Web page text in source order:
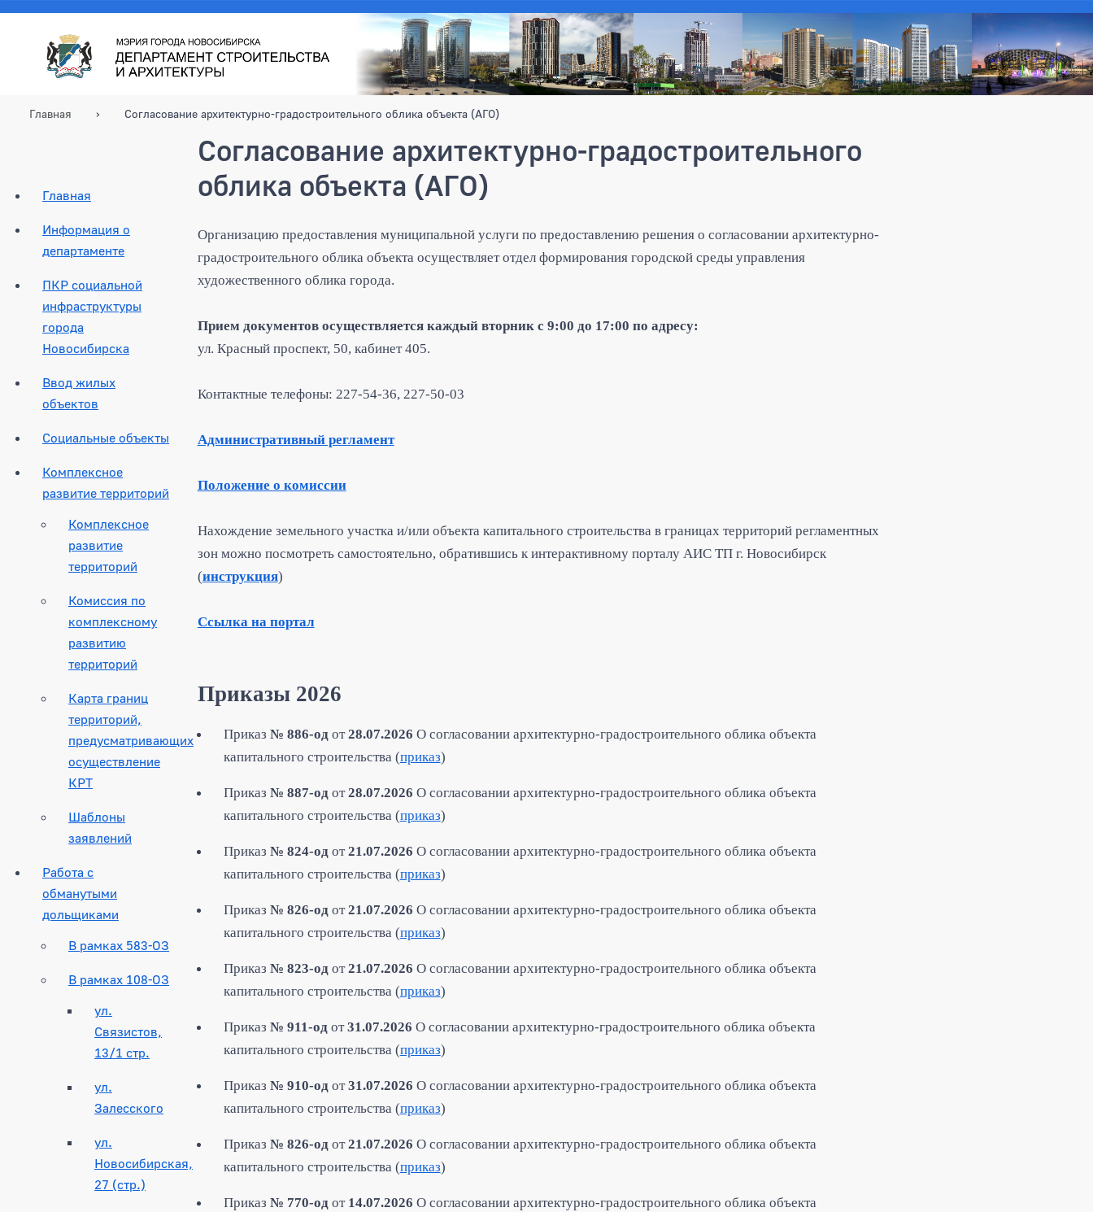
Главная Согласование архитектурно-градостроительного облика объекта (АГО)
Главная
Информация о
департаменте
ПКР социальной
инфраструктуры
города
Новосибирска
Ввод жилых
объектов
Социальные объекты
Комплексное
развитие территорий
Комплексное
развитие
территорий
Комиссия по
комплексному
развитию
территорий
Карта границ
территорий,
предусматривающих
осуществление
КРТ
Шаблоны
заявлений
Работа с
обманутыми
дольщиками
В рамках 583-ОЗ
В рамках 108-ОЗ
ул.
Связистов,
13/1 стр.
ул.
Залесского
ул.
Новосибирская,
27 (стр.)
Согласование архитектурно-градостроительного
облика объекта (АГО)
Организацию предоставления муниципальной услуги по предоставлению решения о согласовании архитектурно-
градостроительного облика объекта осуществляет отдел формирования городской среды управления
художественного облика города.
Прием документов осуществляется каждый вторник с 9:00 до 17:00 по адресу:
ул. Красный проспект, 50, кабинет 405.
Контактные телефоны: 227-54-36, 227-50-03
Административный регламент
Положение о комиссии
Нахождение земельного участка и/или объекта капитального строительства в границах территорий регламентных
зон можно посмотреть самостоятельно, обратившись к интерактивному порталу АИС ТП г. Новосибирск
(инструкция)
Ссылка на портал
Приказы 2026
Приказ № 886-од от28.07.2026 О согласовании архитектурно-градостроительного облика объекта
капитального строительства (приказ)
Приказ № 887-од от28.07.2026 О согласовании архитектурно-градостроительного облика объекта
капитального строительства (приказ)
Приказ № 824-од от21.07.2026 О согласовании архитектурно-градостроительного облика объекта
капитального строительства (приказ)
Приказ № 826-од от21.07.2026 О согласовании архитектурно-градостроительного облика объекта
капитального строительства (приказ)
Приказ № 823-од от21.07.2026 О согласовании архитектурно-градостроительного облика объекта
капитального строительства (приказ)
Приказ № 911-од от31.07.2026 О согласовании архитектурно-градостроительного облика объекта
капитального строительства (приказ)
Приказ № 910-од от31.07.2026 О согласовании архитектурно-градостроительного облика объекта
капитального строительства (приказ)
Приказ № 826-од от21.07.2026 О согласовании архитектурно-градостроительного облика объекта
капитального строительства (приказ)
Приказ № 770-од от 14.07.2026 О согласовании архитектурно-градостроительного облика объекта